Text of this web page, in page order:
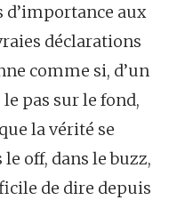
aux
déclarations
comme si, d’un
pas sur le fond,
la vérité se
off, dans le buzz,
de dire depuis